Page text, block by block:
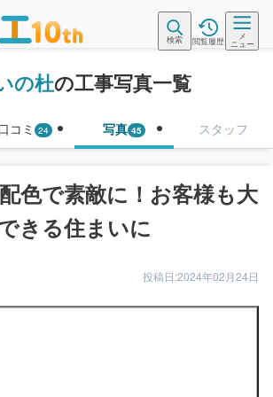
検索 閲覧履歴
メ
ニュー
の杜の工事写真一覧
コミ 24 写真 45 スタッフ
色で素敵に！お客様も大
きる住まいに
投稿日:2024年02月24日